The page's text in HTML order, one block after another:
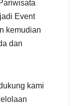
Event
kemudian
dan
kami